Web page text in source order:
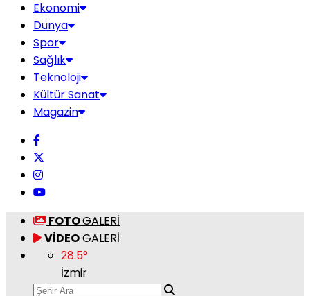
Ekonomi
Dünya
Spor
Sağlık
Teknoloji
Kültür Sanat
Magazin
FOTOGALERİ
VİDEOGALERİ
28.5°
İzmir